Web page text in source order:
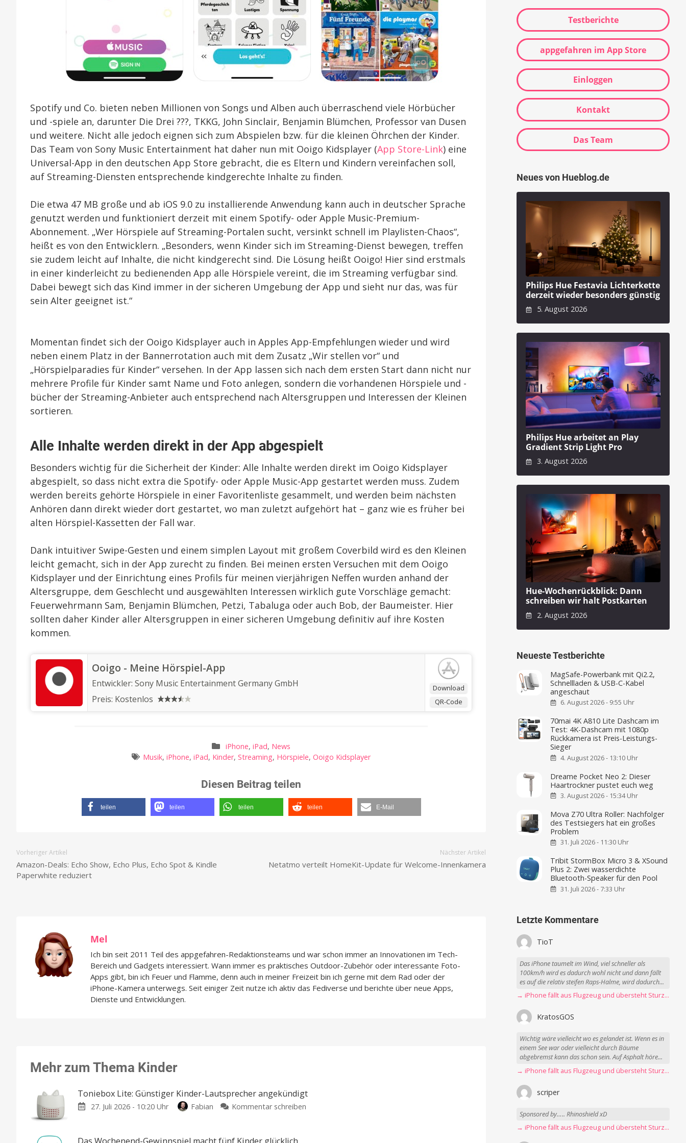
Spotify und Co. bieten neben Millionen von Songs und Alben auch überraschend viele Hörbücher
und -spiele an, darunter Die Drei ???, TKKG, John Sinclair, Benjamin Blümchen, Professor van Dusen
und weitere. Nicht alle jedoch eignen sich zum Abspielen bzw. für die kleinen Öhrchen der Kinder.
Das Team von Sony Music Entertainment hat daher nun mit Ooigo Kidsplayer (App Store-Link) eine
Universal-App in den deutschen App Store gebracht, die es Eltern und Kindern vereinfachen soll,
auf Streaming-Diensten entsprechende kindgerechte Inhalte zu finden.
Die etwa 47 MB große und ab iOS 9.0 zu installierende Anwendung kann auch in deutscher Sprache
genutzt werden und funktioniert derzeit mit einem Spotify- oder Apple Music-Premium-
Abonnement. „Wer Hörspiele auf Streaming-Portalen sucht, versinkt schnell im Playlisten-Chaos“,
heißt es von den Entwicklern. „Besonders, wenn Kinder sich im Streaming-Dienst bewegen, treffen
sie zudem leicht auf Inhalte, die nicht kindgerecht sind. Die Lösung heißt Ooigo! Hier sind erstmals
in einer kinderleicht zu bedienenden App alle Hörspiele vereint, die im Streaming verfügbar sind.
Dabei bewegt sich das Kind immer in der sicheren Umgebung der App und sieht nur das, was für
sein Alter geeignet ist.“
Momentan findet sich der Ooigo Kidsplayer auch in Apples App-Empfehlungen wieder und wird
neben einem Platz in der Bannerrotation auch mit dem Zusatz „Wir stellen vor“ und
„Hörspielparadies für Kinder“ versehen. In der App lassen sich nach dem ersten Start dann nicht nur
mehrere Profile für Kinder samt Name und Foto anlegen, sondern die vorhandenen Hörspiele und -
bücher der Streaming-Anbieter auch entsprechend nach Altersgruppen und Interessen der Kleinen
sortieren.
Alle Inhalte werden direkt in der App abgespielt
Besonders wichtig für die Sicherheit der Kinder: Alle Inhalte werden direkt im Ooigo Kidsplayer
abgespielt, so dass nicht extra die Spotify- oder Apple Music-App gestartet werden muss. Zudem
werden bereits gehörte Hörspiele in einer Favoritenliste gesammelt, und werden beim nächsten
Anhören dann direkt wieder dort gestartet, wo man zuletzt aufgehört hat – ganz wie es früher bei
alten Hörspiel-Kassetten der Fall war.
Dank intuitiver Swipe-Gesten und einem simplen Layout mit großem Coverbild wird es den Kleinen
leicht gemacht, sich in der App zurecht zu finden. Bei meinen ersten Versuchen mit dem Ooigo
Kidsplayer und der Einrichtung eines Profils für meinen vierjährigen Neffen wurden anhand der
Altersgruppe, dem Geschlecht und ausgewählten Interessen wirklich gute Vorschläge gemacht:
Feuerwehrmann Sam, Benjamin Blümchen, Petzi, Tabaluga oder auch Bob, der Baumeister. Hier
sollten daher Kinder aller Altersgruppen in einer sicheren Umgebung definitiv auf ihre Kosten
kommen.
Download
QR-Code
‎Ooigo - Meine Hörspiel-App
Entwickler: Sony Music Entertainment Germany GmbH
Preis: Kostenlos
iPhone, iPad, News
Musik, iPhone, iPad, Kinder, Streaming, Hörspiele, Ooigo Kidsplayer
Diesen Beitrag teilen
teilen teilen teilen teilen E-Mail
Vorheriger Artikel
Amazon-Deals: Echo Show, Echo Plus, Echo Spot & Kindle
Paperwhite reduziert
Nächster Artikel
Netatmo verteilt HomeKit-Update für Welcome-Innenkamera
Mel
Ich bin seit 2011 Teil des appgefahren-Redaktionsteams und war schon immer an Innovationen im Tech-
Bereich und Gadgets interessiert. Wann immer es praktisches Outdoor-Zubehör oder interessante Foto-
Apps gibt, bin ich Feuer und Flamme, denn auch in meiner Freizeit bin ich gerne mit dem Rad oder der
iPhone-Kamera unterwegs. Seit einiger Zeit nutze ich aktiv das Fediverse und berichte über neue Apps,
Dienste und Entwicklungen.
Mehr zum Thema Kinder
Toniebox Lite: Günstiger Kinder-Lautsprecher angekündigt
27. Juli 2026 - 10:20 Uhr Fabian Kommentar schreiben
Testberichte
appgefahren im App Store
Einloggen
Kontakt
Das Team
Neues von Hueblog.de
Philips Hue Festavia Lichterkette
derzeit wieder besonders günstig
5. August 2026
Philips Hue arbeitet an Play
Gradient Strip Light Pro
3. August 2026
Hue-Wochenrückblick: Dann
schreiben wir halt Postkarten
2. August 2026
Neueste Testberichte
MagSafe-Powerbank mit Qi2.2,
Schnellladen & USB-C-Kabel
angeschaut
6. August 2026 - 9:55 Uhr
70mai 4K A810 Lite Dashcam im
Test: 4K-Dashcam mit 1080p
Rückkamera ist Preis-Leistungs-
Sieger
4. August 2026 - 13:10 Uhr
Dreame Pocket Neo 2: Dieser
Haartrockner pustet euch weg
3. August 2026 - 15:34 Uhr
Mova Z70 Ultra Roller: Nachfolger
des Testsiegers hat ein großes
Problem
31. Juli 2026 - 11:30 Uhr
Tribit StormBox Micro 3 & XSound
Plus 2: Zwei wasserdichte
Bluetooth-Speaker für den Pool
31. Juli 2026 - 7:33 Uhr
Letzte Kommentare
TioT
Das iPhone taumelt im Wind, viel schneller als
100km/h wird es dadurch wohl nicht und dann fällt
es auf die relativ steifen Raps-Halme, wird dadurch...
→ iPhone fällt aus Flugzeug und übersteht Sturz unbeschadet
KratosGOS
Wichtig wäre vielleicht wo es gelandet ist. Wenn es in
einem See war oder vielleicht durch Bäume
abgebremst kann das schon sein. Auf Asphalt höre...
→ iPhone fällt aus Flugzeug und übersteht Sturz unbeschadet
scriper
Sponsored by….. Rhinoshield xD
→ iPhone fällt aus Flugzeug und übersteht Sturz unbeschadet